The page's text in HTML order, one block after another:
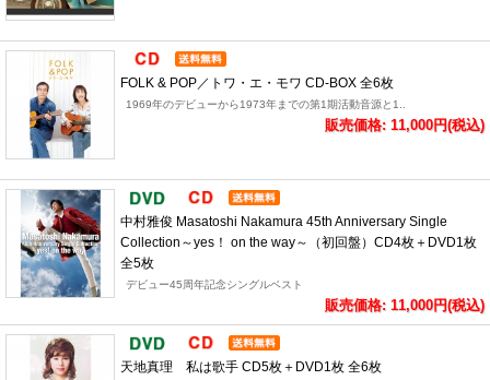
FOLK & POP／トワ・エ・モワ CD-BOX 全6枚
1969年のデビューから1973年までの第1期活動音源と1..
販売価格: 11,000円(税込)
中村雅俊 Masatoshi Nakamura 45th Anniversary Single
Collection～yes！ on the way～（初回盤）CD4枚＋DVD1枚
全5枚
デビュー45周年記念シングルベスト
販売価格: 11,000円(税込)
天地真理 私は歌手 CD5枚＋DVD1枚 全6枚